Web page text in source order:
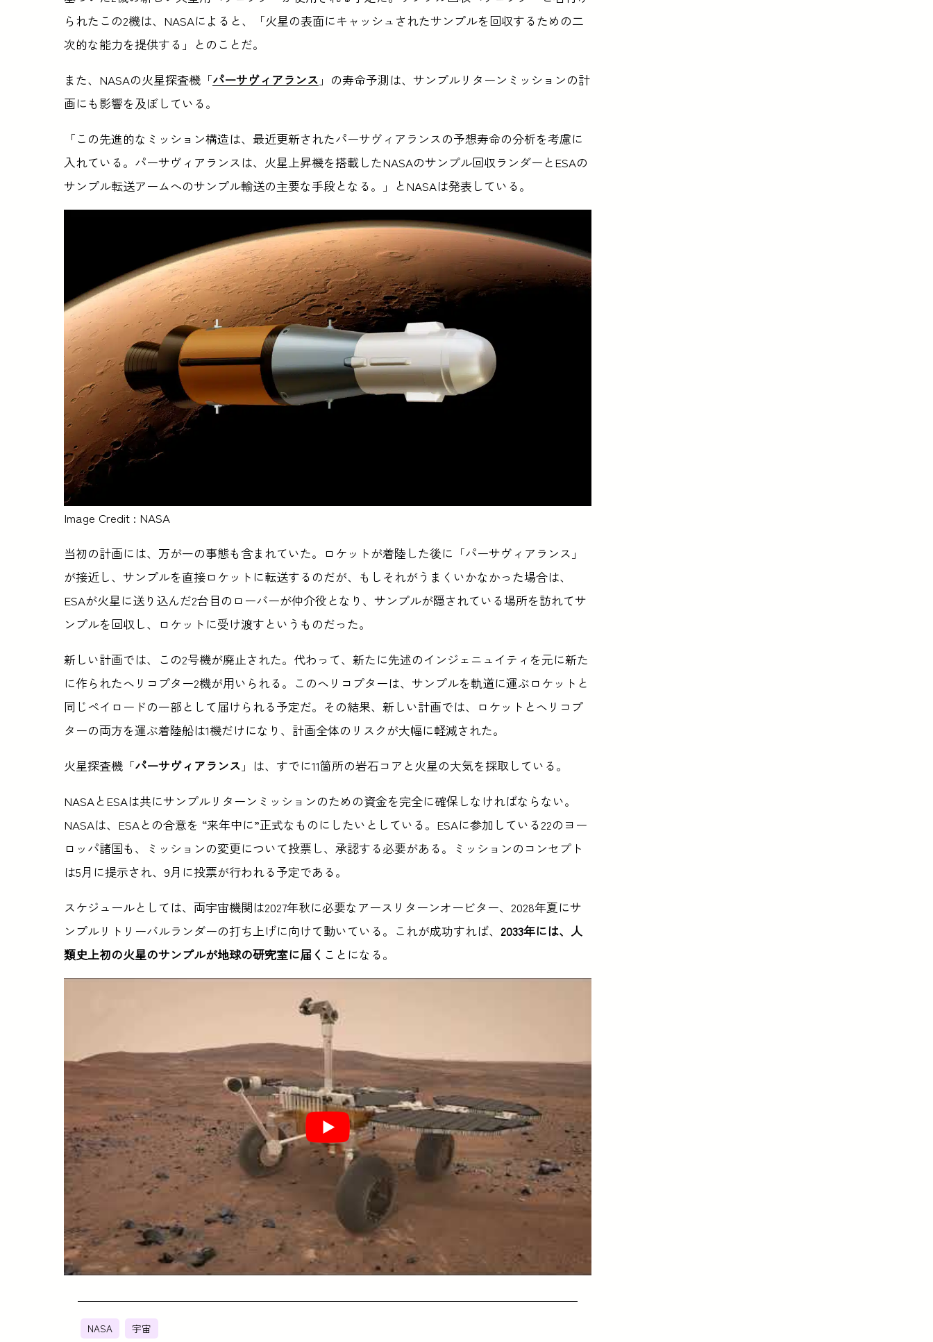
られたこの2機は、NASAによると、「火星の表面にキャッシュされたサンプルを回収するための二
次的な能力を提供する」とのことだ。
また、NASAの火星探査機「パーサヴィアランス 」の寿命予測は、サンプルリターンミッションの計
画にも影響を及ぼしている。
「この先進的なミッション構造は、最近更新されたパーサヴィアランスの予想寿命の分析を考慮に
入れている。パーサヴィアランスは、火星上昇機を搭載したNASAのサンプル回収ランダーとESAの
サンプル転送アームへのサンプル輸送の主要な手段となる。」とNASAは発表している。
Image Credit : NASA
当初の計画には、万が一の事態も含まれていた。ロケットが着陸した後に「パーサヴィアランス」
が接近し、サンプルを直接ロケットに転送するのだが、もしそれがうまくいかなかった場合は、
ESAが火星に送り込んだ2台目のローバーが仲介役となり、サンプルが隠されている場所を訪れてサ
ンプルを回収し、ロケットに受け渡すというものだった。
新しい計画では、この2号機が廃止された。代わって、新たに先述のインジェニュイティを元に新た
に作られたヘリコプター2機が用いられる。このヘリコプターは、サンプルを軌道に運ぶロケットと
同じペイロードの一部として届けられる予定だ。その結果、新しい計画では、ロケットとヘリコプ
ターの両方を運ぶ着陸船は1機だけになり、計画全体のリスクが大幅に軽減された。
火星探査機「パーサヴィアランス 」は、すでに11箇所の岩石コアと火星の大気を採取している。
NASAとESAは共にサンプルリターンミッションのための資金を完全に確保しなければならない。
NASAは、ESAとの合意を “来年中に”正式なものにしたいとしている。ESAに参加している22のヨー
ロッパ諸国も、ミッションの変更について投票し、承認する必要がある。ミッションのコンセプト
は5月に提示され、9月に投票が行われる予定である。
スケジュールとしては、両宇宙機関は2027年秋に必要なアースリターンオービター、2028年夏にサ
ンプルリトリーバルランダーの打ち上げに向けて動いている。これが成功すれば、 2033年には、人
類史上初の火星のサンプルが地球の研究室に届く ことになる。
NASA 宇宙